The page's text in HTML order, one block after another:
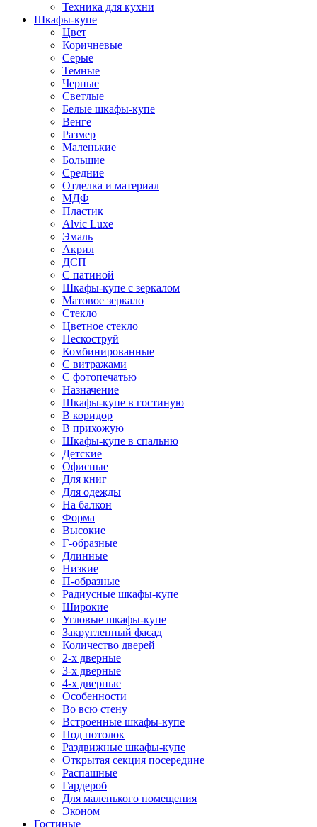
Техника для кухни
Шкафы-купе
Цвет
Коричневые
Серые
Темные
Черные
Светлые
Белые шкафы-купе
Венге
Размер
Маленькие
Большие
Средние
Отделка и материал
МДФ
Пластик
Alvic Luxe
Эмаль
Акрил
ДСП
С патиной
Шкафы-купе с зеркалом
Матовое зеркало
Стекло
Цветное стекло
Пескоструй
Комбинированные
С витражами
С фотопечатью
Назначение
Шкафы-купе в гостиную
В коридор
В прихожую
Шкафы-купе в спальню
Детские
Офисные
Для книг
Для одежды
На балкон
Форма
Высокие
Г-образные
Длинные
Низкие
П-образные
Радиусные шкафы-купе
Широкие
Угловые шкафы-купе
Закругленный фасад
Количество дверей
2-х дверные
3-х дверные
4-х дверные
Особенности
Во всю стену
Встроенные шкафы-купе
Под потолок
Раздвижные шкафы-купе
Открытая секция посередине
Распашные
Гардероб
Для маленького помещения
Эконом
Гостиные